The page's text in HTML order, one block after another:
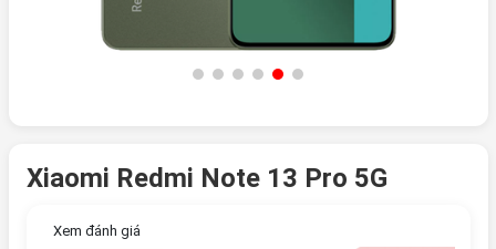
Xiaomi Redmi Note 13 Pro 5G
Xem đánh giá